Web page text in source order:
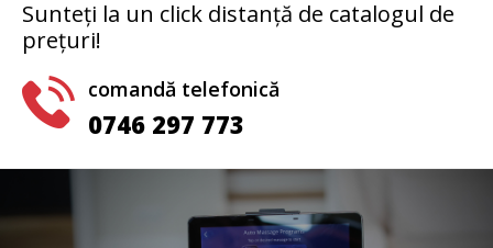
Sunteți la un click distanță de catalogul de
prețuri!
comandă telefonică
0746 297 773